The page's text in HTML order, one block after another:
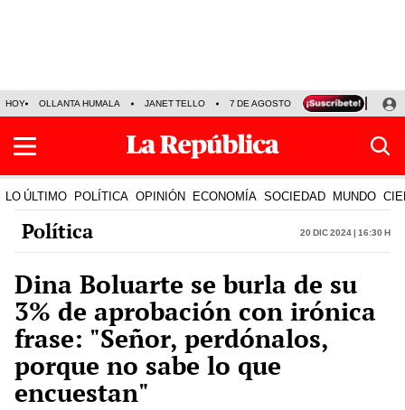
HOY OLLANTA HUMALA JANET TELLO 7 DE AGOSTO TINKA RESULTADOS
LO ÚLTIMO POLÍTICA OPINIÓN ECONOMÍA SOCIEDAD MUNDO
Política 20 Dic 2024 | 16:30 h
Dina Boluarte se burla de su
3% de aprobación con irónica
frase: "Señor, perdónalos,
porque no sabe lo que
encuestan"